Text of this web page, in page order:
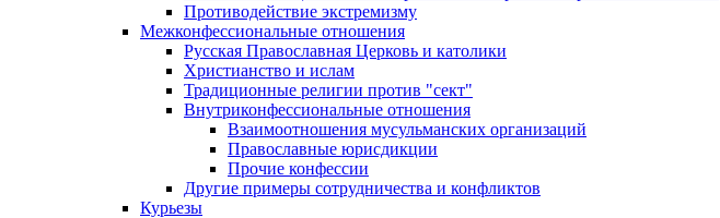
Противодействие экстремизму
Межконфессиональные отношения
Русская Православная Церковь и католики
Христианство и ислам
Традиционные религии против "сект"
Внутриконфессиональные отношения
Взаимоотношения мусульманских организаций
Православные юрисдикции
Прочие конфессии
Другие примеры сотрудничества и конфликтов
Курьезы